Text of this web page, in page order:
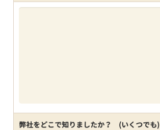
弊社をどこで知りましたか？ (いくつでも)